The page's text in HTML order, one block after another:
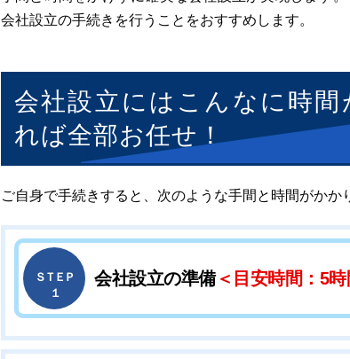
会社設立の手続きを行うことをおすすめします。
会社設立にはこんなに時
れば全部お任せ！
ご自身で手続きすると、次のような手間と時間がかか
ＳＴＥＰ
１
会社設立の準備＜目安時間：5時